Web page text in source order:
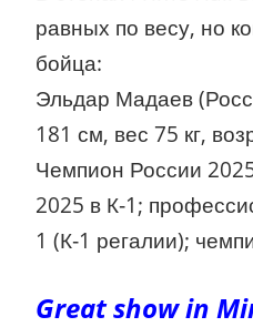
равных по весу, но
бойца:
Эльдар Мадаев
181 см, вес 75 кг,
Чемпион России
2025 в К‑1;
1 (К‑1 регалии);
Great show in